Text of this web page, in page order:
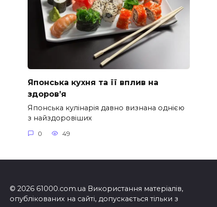
Японська кухня та її вплив на
здоров’я
Японська кулінарія давно визнана однією
з найздоровіших
0 49
© 2026 61000.com.ua Використання матеріалів,
опублікованих на сайті, допускається тільки з